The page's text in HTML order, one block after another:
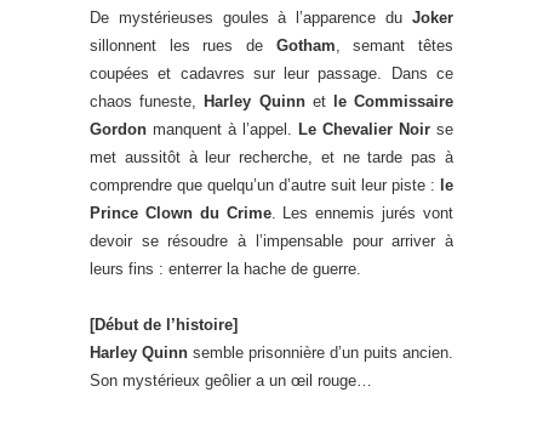
De mystérieuses goules à l’apparence du Joker
sillonnent les rues de Gotham, semant têtes
coupées et cadavres sur leur passage. Dans ce
chaos funeste, Harley Quinnetle Commissaire
Gordon manquent à l’appel. Le Chevalier Noir se
met aussitôt à leur recherche, et ne tarde pas à
comprendre que quelqu’un d’autre suit leur piste : le
Prince Clown du Crime. Les ennemis jurés vont
devoir se résoudre à l’impensable pour arriver à
leurs fins : enterrer la hache de guerre.
[Début de l’histoire]
Harley Quinn semble prisonnière d’un puits ancien.
Son mystérieux geôlier a un œil rouge…